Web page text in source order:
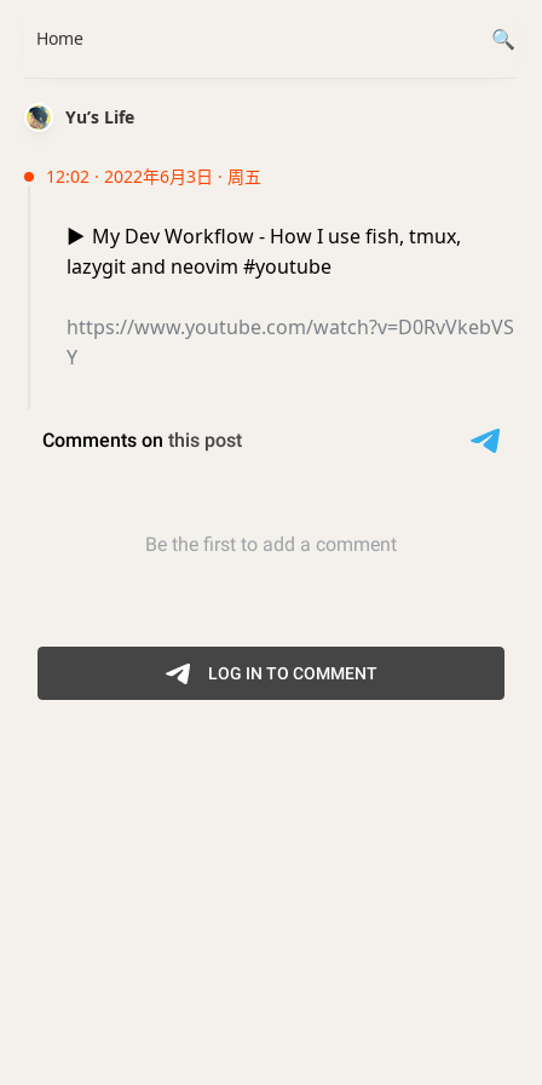
Yu’s Life
12:02 · 2022年6月3日 · 周五
▶️ My Dev Workflow - How I use fish, tmux,
lazygit and neovim #youtube
https://www.youtube.com/watch?v=D0RvVkebVS
Y
Home